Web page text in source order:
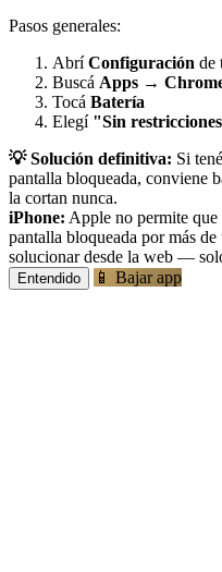
Pasos generales:
AbríConfiguración de
Buscá Apps →
Tocá Batería
Elegí "Sin
💡 Solución definitiva: Si
pantalla bloqueada, conviene
la cortan nunca.
iPhone: Apple no permite que
pantalla bloqueada por más
solucionar desde la web —
Entendido 📱 Bajar app